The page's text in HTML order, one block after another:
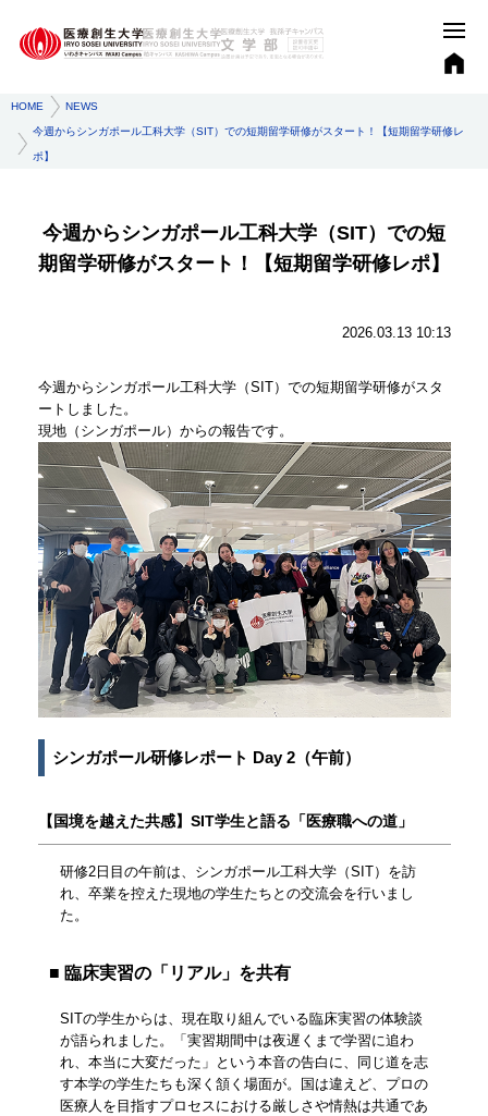
HOME NEWS
今週からシンガポール工科大学（SIT）での短期留学研修がスタート！【短期留学研修レ
ポ】
今週からシンガポール工科大学（SIT）での短
期留学研修がスタート！【短期留学研修レポ】
2026.03.13 10:13
今週からシンガポール工科大学（SIT）での短期留学研修がスタ
ートしました。
現地（シンガポール）からの報告です。
シンガポール研修レポート Day 2（午前）
【国境を越えた共感】SIT学生と語る「医療職への道」
研修2日目の午前は、シンガポール工科大学（SIT）を訪
れ、卒業を控えた現地の学生たちとの交流会を行いまし
た。
■ 臨床実習の「リアル」を共有
SITの学生からは、現在取り組んでいる臨床実習の体験談
が語られました。「実習期間中は夜遅くまで学習に追わ
れ、本当に大変だった」という本音の告白に、同じ道を志
す本学の学生たちも深く頷く場面が。国は違えど、プロの
医療人を目指すプロセスにおける厳しさや情熱は共通であ